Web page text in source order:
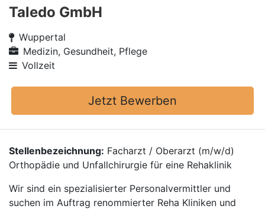
Taledo GmbH
Wuppertal
Medizin, Gesundheit, Pflege
Vollzeit
Jetzt Bewerben
Stellenbezeichnung: Facharzt / Oberarzt (m/w/d)
Orthopädie und Unfallchirurgie für eine Rehaklinik
Wir sind ein spezialisierter Personalvermittler und
suchen im Auftrag renommierter Reha Kliniken und